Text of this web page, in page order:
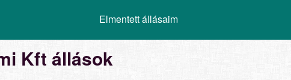
Elmentett állásaim
Kft állások